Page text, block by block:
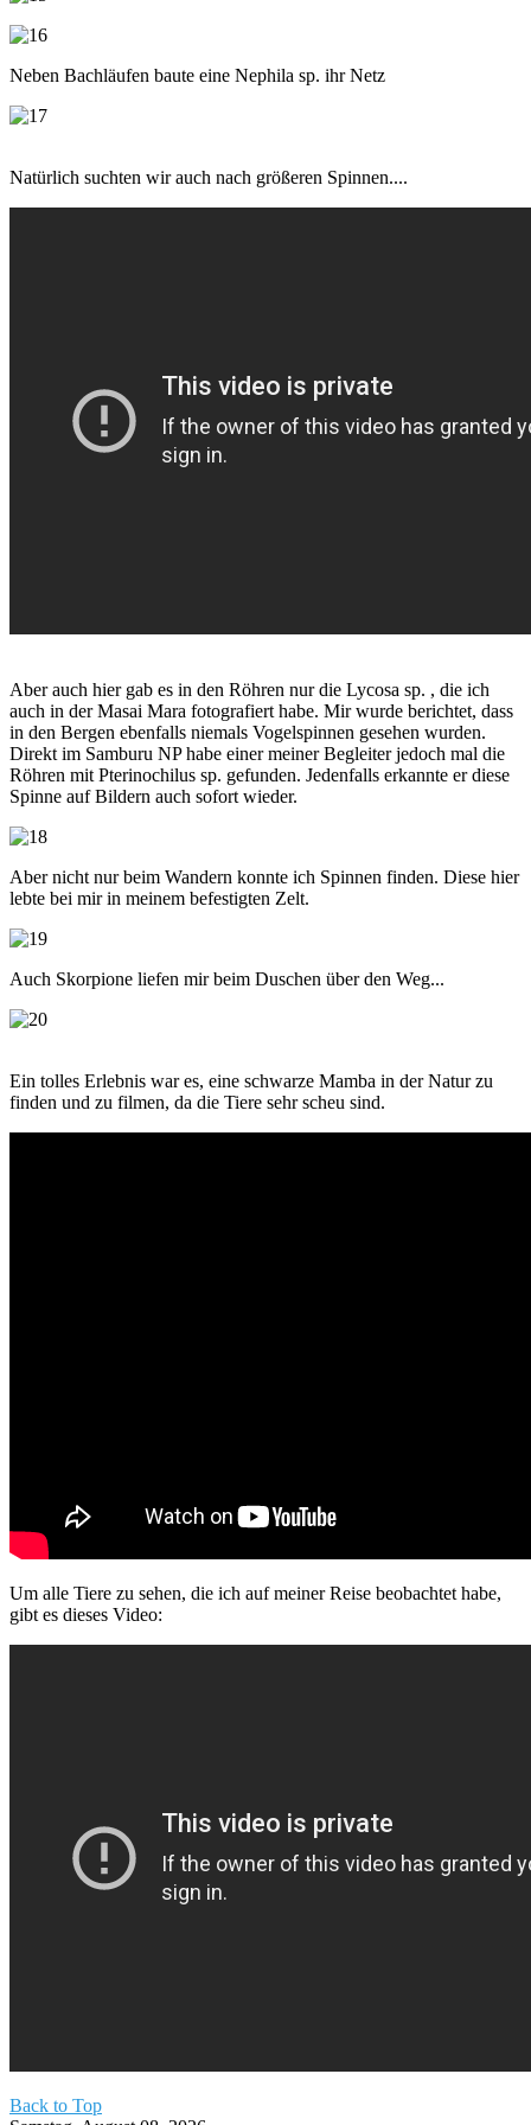
Neben Bachläufen baute eine Nephila sp. ihr Netz
Natürlich suchten wir auch nach größeren Spinnen....
Aber auch hier gab es in den Röhren nur die Lycosa sp. , die ich
auch in der Masai Mara fotografiert habe. Mir wurde berichtet, dass
in den Bergen ebenfalls niemals Vogelspinnen gesehen wurden.
Direkt im Samburu NP habe einer meiner Begleiter jedoch mal die
Röhren mit Pterinochilus sp. gefunden. Jedenfalls erkannte er diese
Spinne auf Bildern auch sofort wieder.
Aber nicht nur beim Wandern konnte ich Spinnen finden. Diese hier
lebte bei mir in meinem befestigten Zelt.
Auch Skorpione liefen mir beim Duschen über den Weg...
Ein tolles Erlebnis war es, eine schwarze Mamba in der Natur zu
finden und zu filmen, da die Tiere sehr scheu sind.
Um alle Tiere zu sehen, die ich auf meiner Reise beobachtet habe,
gibt es dieses Video:
Back to Top